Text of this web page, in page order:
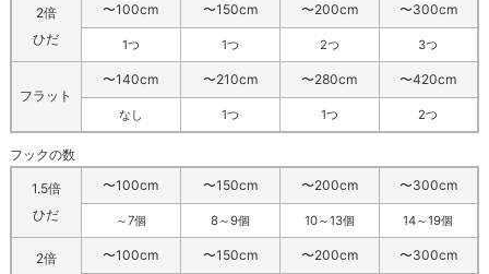
2倍
ひだ
〜100cm 〜150cm 〜200cm 〜300cm
1つ 1つ 2つ 3つ
フラット
〜140cm 〜210cm 〜280cm 〜420cm
なし 1つ 1つ 2つ
フックの数
1.5倍
ひだ
〜100cm 〜150cm 〜200cm 〜300cm
～7個 8～9個 10～13個 14～19個
2倍
〜100cm 〜150cm 〜200cm 〜300cm